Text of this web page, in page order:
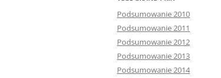
Podsumowanie 2010
Podsumowanie 2011
Podsumowanie 2012
Podsumowanie 2013
Podsumowanie 2014